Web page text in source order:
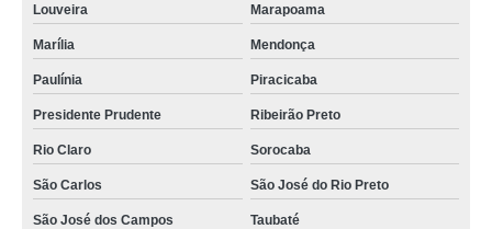
Louveira Marapoama
Marília Mendonça
Paulínia Piracicaba
Presidente Prudente Ribeirão Preto
Rio Claro Sorocaba
São Carlos São José do Rio Preto
São José dos Campos Taubaté